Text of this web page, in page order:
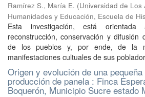
Ramírez S., María E. (Universidad de Los
Humanidades y Educación, Escuela de
Esta investigación, está
reconstrucción, conservación y difusión
de los pueblos y, por ende, de la
manifestaciones cultuales de sus
Origen y evolución de una
producción de panela : Finca
Boquerón, Municipio Sucre estado